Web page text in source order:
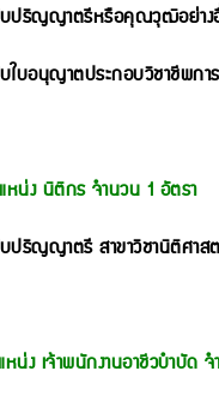
ปริญญาตรีหรือคุณวุฒิอย่างอื่น
ใบอนุญาตประกอบวิชาชีพกา
หน่ง นิติกร จำนวน 1 อัตรา
ปริญญาตรี สาขาวิชานิติศาส
น่ง เจ้าพนักงานอาชีวบำบัด